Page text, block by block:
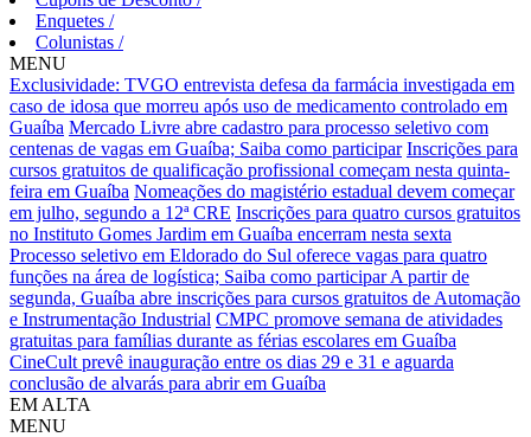
Enquetes /
Colunistas /
MENU
Exclusividade: TVGO entrevista defesa da farmácia investigada em
caso de idosa que morreu após uso de medicamento controlado em
Guaíba Mercado Livre abre cadastro para processo seletivo com
centenas de vagas em Guaíba; Saiba como participar Inscrições para
cursos gratuitos de qualificação profissional começam nesta quinta-
feira em Guaíba Nomeações do magistério estadual devem começar
em julho, segundo a 12ª CRE Inscrições para quatro cursos gratuitos
no Instituto Gomes Jardim em Guaíba encerram nesta sexta
Processo seletivo em Eldorado do Sul oferece vagas para quatro
funções na área de logística; Saiba como participarA partir de
segunda, Guaíba abre inscrições para cursos gratuitos de Automação
e Instrumentação Industrial CMPC promove semana de atividades
gratuitas para famílias durante as férias escolares em Guaíba
CineCult prevê inauguração entre os dias 29 e 31 e aguarda
conclusão de alvarás para abrir em Guaíba
EM ALTA
MENU